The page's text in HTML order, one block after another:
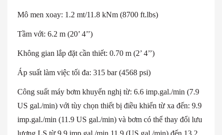
Mô men xoay: 1.2 mt/11.8 kNm (8700 ft.lbs)
Tầm với: 6.2 m (20’ 4’’)
Không gian lắp đặt cần thiết: 0.70 m (2’ 4’’)
Áp suất làm việc tối đa: 315 bar (4568 psi)
Công suất máy bơm khuyến nghị từ: 6.6 imp.gal./min (7.9
US gal./min) với tùy chọn thiết bị điều khiển từ xa đến: 9.9
imp.gal./min (11.9 US gal./min) và bơm có thể thay đổi lưu
lượng LS từ 9.9 imp.gal./min 11.9 (US gal./min) đến 13.2